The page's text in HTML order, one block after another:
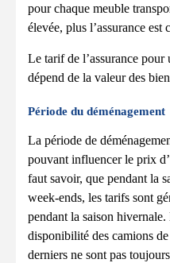
pour chaque meuble
élevée, plus l’assurance est
Le tarif de l’assurance pour
dépend de la valeur des
Période du déménagement
La période de
pouvant influencer le prix
faut savoir, que pendant la
week-ends, les tarifs sont
pendant la saison
disponibilité des camions
derniers ne sont pas